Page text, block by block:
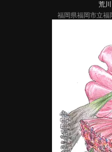
荒
福岡県福岡市立福